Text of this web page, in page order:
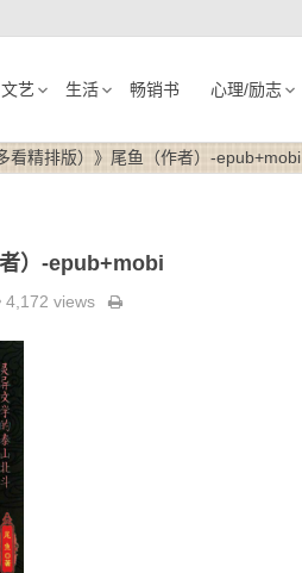
文艺 生活 畅销书 心理/励志
看精排版）》尾鱼（作者）-epub+mobi
）-epub+mobi
4,172 views